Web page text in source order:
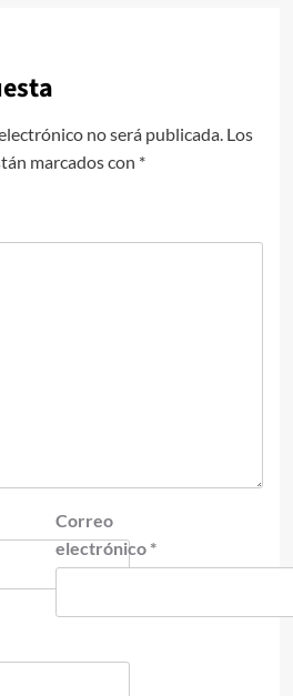
no será publicada. Los
marcados con *
Correo
electrónico *